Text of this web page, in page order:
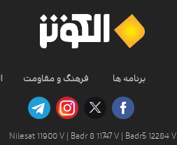
برنامه ها فرهنگ و مقاومت
Nilesat 11900 V | Badr 8 11747 V | Badr5 12284 V